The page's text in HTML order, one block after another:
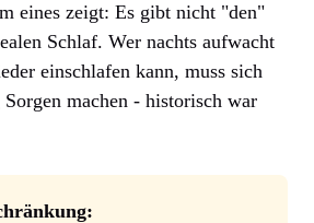
eines zeigt: Es gibt nicht "den"
Schlaf. Wer nachts aufwacht
einschlafen kann, muss sich
machen - historisch war